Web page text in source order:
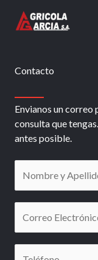
Contacto​
Envianos un correo
consulta que
antes posible.